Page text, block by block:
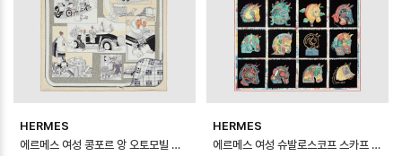
HERMES
에르메스 여성 콩포르 앙 오토모빌 스카프 - Hermes Womens Confort en …
HERMES
에르메스 여성 슈발로스코프 스카프 - Hermes Womens Chevaloscope sc…